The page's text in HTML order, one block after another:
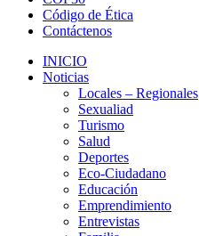
Código de Ética
Contáctenos
INICIO
Noticias
Locales – Regionales
Sexualiad
Turismo
Salud
Deportes
Eco-Ciudadano
Educación
Emprendimiento
Entrevistas